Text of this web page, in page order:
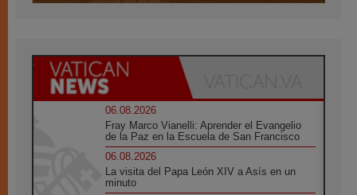
06.08.2026
Fray Marco Vianelli: Aprender el Evangelio
de la Paz en la Escuela de San Francisco
06.08.2026
La visita del Papa León XIV a Asís en un
minuto